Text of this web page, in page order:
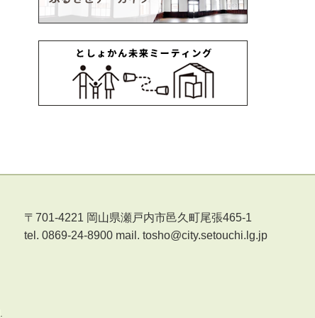
〒701-4221 岡山県瀬戸内市邑久町尾張465-1
tel. 0869-24-8900 mail. tosho@city.setouchi.lg.jp